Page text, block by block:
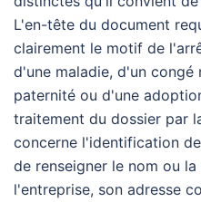
L'en-tête du document
clairement le motif de
d'une maladie, d'un
paternité ou d'une
traitement du dossier par
concerne l'identification
de renseigner le nom ou
l'entreprise, son adresse